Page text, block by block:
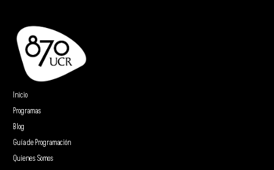
Inicio
Programas
Blog
Guía de Programación
Quienes Somos